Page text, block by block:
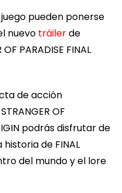
pueden ponerse
nuevo tráilerde
PARADISE FINAL
de acción
OF
podrás disfrutar de
de FINAL
del mundo y el lore